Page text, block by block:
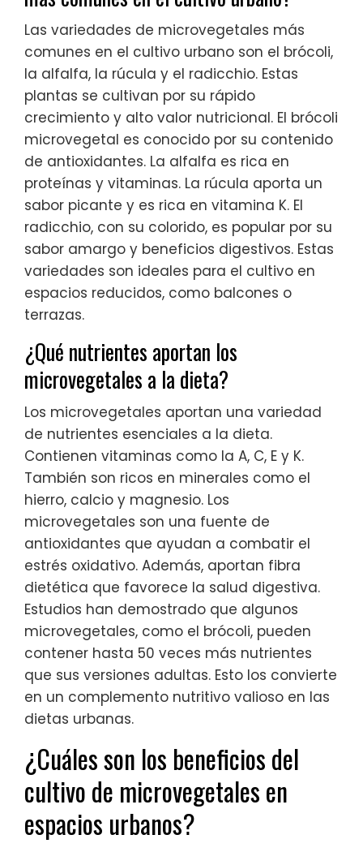
Las variedades de microvegetales más
comunes en el cultivo urbano son el brócoli,
la alfalfa, la rúcula y el radicchio. Estas
plantas se cultivan por su rápido
crecimiento y alto valor nutricional. El brócoli
microvegetal es conocido por su contenido
de antioxidantes. La alfalfa es rica en
proteínas y vitaminas. La rúcula aporta un
sabor picante y es rica en vitamina K. El
radicchio, con su colorido, es popular por su
sabor amargo y beneficios digestivos. Estas
variedades son ideales para el cultivo en
espacios reducidos, como balcones o
terrazas.
¿Qué nutrientes aportan los
microvegetales a la dieta?
Los microvegetales aportan una variedad
de nutrientes esenciales a la dieta.
Contienen vitaminas como la A, C, E y K.
También son ricos en minerales como el
hierro, calcio y magnesio. Los
microvegetales son una fuente de
antioxidantes que ayudan a combatir el
estrés oxidativo. Además, aportan fibra
dietética que favorece la salud digestiva.
Estudios han demostrado que algunos
microvegetales, como el brócoli, pueden
contener hasta 50 veces más nutrientes
que sus versiones adultas. Esto los convierte
en un complemento nutritivo valioso en las
dietas urbanas.
¿Cuáles son los beneficios del
cultivo de microvegetales en
espacios urbanos?